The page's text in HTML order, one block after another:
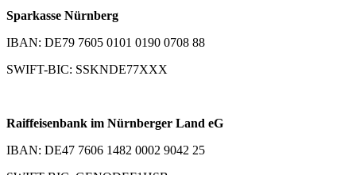
Sparkasse Nürnberg
IBAN: DE79 7605 0101 0190 0708 88
SWIFT-BIC: SSKNDE77XXX
Raiffeisenbank im Nürnberger Land eG
IBAN: DE47 7606 1482 0002 9042 25